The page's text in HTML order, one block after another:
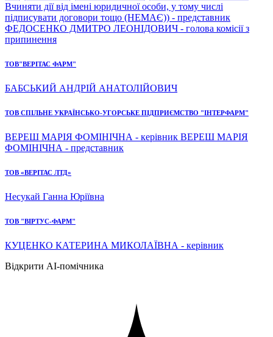
Вчиняти дії від імені юридичної особи, у тому числі
підписувати договори тощо (НЕМАЄ)) - представник
ФЕДОСЕНКО ДМИТРО ЛЕОНІДОВИЧ - голова комісії з
припинення
ТОВ"ВЕРІТАС ФАРМ"
БАБСЬКИЙ АНДРІЙ АНАТОЛІЙОВИЧ
ТОВ СПІЛЬНЕ УКРАЇНСЬКО-УГОРСЬКЕ ПІДПРИЄМСТВО "ІНТЕРФАРМ"
ВЕРЕШ МАРІЯ ФОМІНІЧНА - керівник ВЕРЕШ МАРІЯ
ФОМІНІЧНА - представник
ТОВ «ВЕРІТАС ЛТД»
Несукай Ганна Юріївна
ТОВ "ВІРТУС-ФАРМ"
КУЦЕНКО КАТЕРИНА МИКОЛАЇВНА - керівник
Відкрити AI-помічника